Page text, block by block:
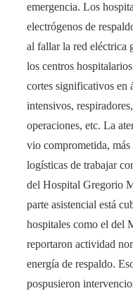
emergencia. Los
electrógenos de
al fallar la red eléctrica
los centros
cortes significativos en
intensivos,
operaciones, etc. La
vio comprometida,
logísticas de trabajar
del Hospital Gregorio
parte asistencial está
hospitales como el del
reportaron actividad
energía de respaldo​.
pospusieron